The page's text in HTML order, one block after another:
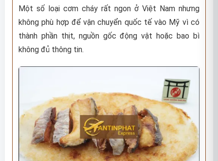
Một số loại cơm cháy rất ngon ở Việt Nam nhưng
không phù hợp để vận chuyển quốc tế vào Mỹ vì có
thành phần thịt, nguồn gốc động vật hoặc bao bì
không đủ thông tin.